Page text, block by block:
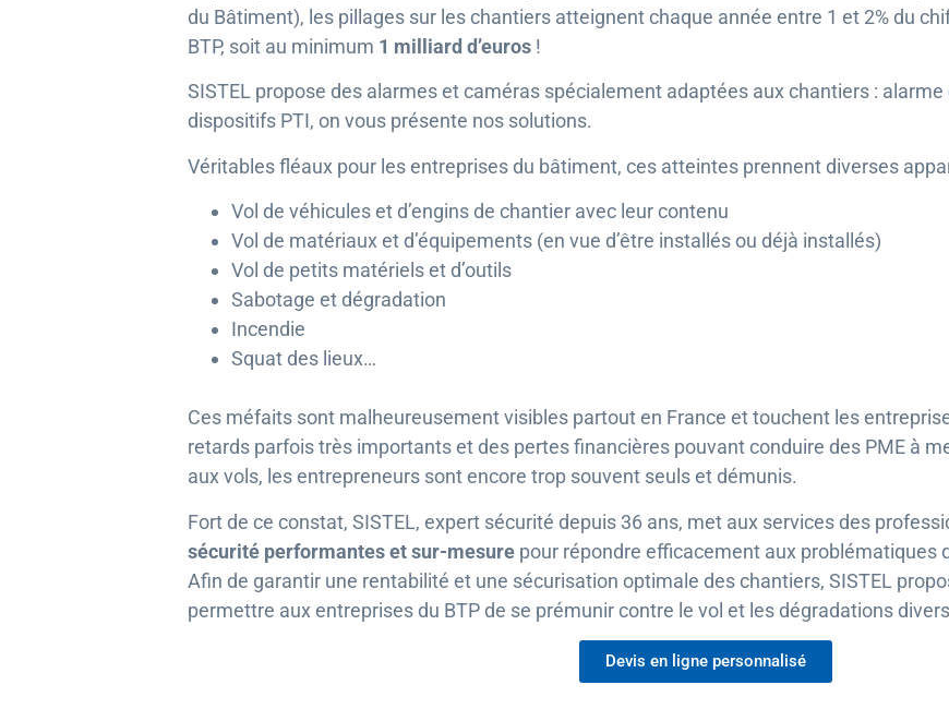
du Bâtiment), les pillages sur les chantiers atteignent chaque année entre 1 et 2% du
BTP, soit au minimum 1 milliard d’euros !
SISTEL propose des alarmes et caméras spécialement adaptées aux chantiers :
dispositifs PTI, on vous présente nos solutions.
Véritables fléaux pour les entreprises du bâtiment, ces atteintes prennent diverses
Vol de véhicules et d’engins de chantier avec leur contenu
Vol de matériaux et d’équipements (en vue d’être installés ou déjà installés)
Vol de petits matériels et d’outils
Sabotage et dégradation
Incendie
Squat des lieux…
Ces méfaits sont malheureusement visibles partout en France et touchent les
retards parfois très importants et des pertes financières pouvant conduire des PME à
aux vols, les entrepreneurs sont encore trop souvent seuls et démunis.
Fort de ce constat, SISTEL, expert sécurité depuis 36 ans, met aux services des
sécurité performantes et sur-mesure pour répondre efficacement aux problématiques
Afin de garantir une rentabilité et une sécurisation optimale des chantiers, SISTEL
permettre aux entreprises du BTP de se prémunir contre le vol et les dégradations
Devis en ligne personnalisé